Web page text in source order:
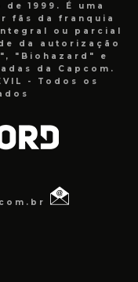
1999. É uma
fãs da franquia
ou parcial
da autorização
"Biohazard" e
da Capcom.
- Todos os